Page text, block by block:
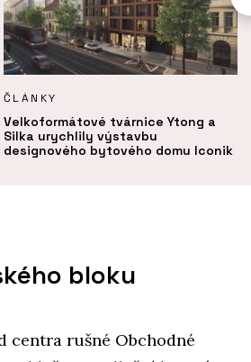
ČLÁNKY
Velkoformátové tvárnice Ytong a
Silka urychlily výstavbu
designového bytového domu Iconik
bloku
rušné Obchodné